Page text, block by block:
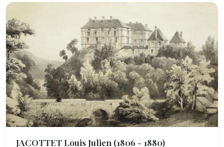
JACOTTET Louis Julien (1806 - 1880)